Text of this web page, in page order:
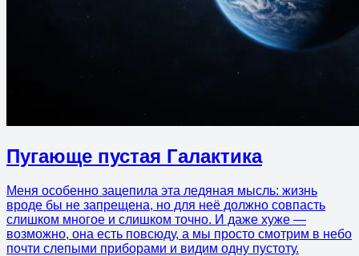
Пугающе пустая Галактика
Меня особенно зацепила эта ледяная мысль: жизнь
вроде бы не запрещена, но для неё должно совпасть
слишком многое и слишком точно. И даже хуже —
возможно, она есть повсюду, а мы просто смотрим в небо
почти слепыми приборами и видим одну пустоту.